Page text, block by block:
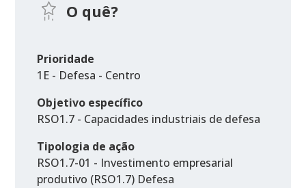
O quê?
Prioridade
1E - Defesa - Centro
Objetivo específico
RSO1.7 - Capacidades industriais de defesa
Tipologia de ação
RSO1.7-01 - Investimento empresarial
produtivo (RSO1.7) Defesa